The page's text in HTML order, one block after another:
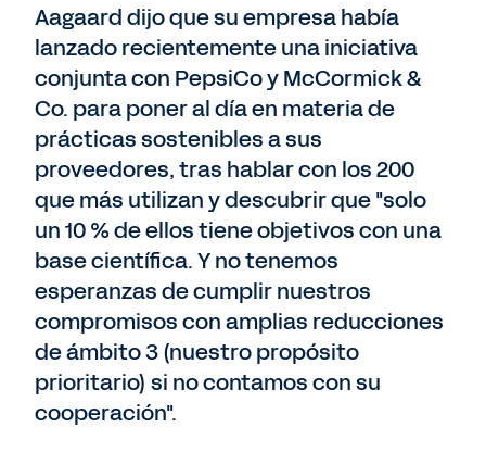
Aagaard dijo que su empresa había
lanzado recientemente una iniciativa
conjunta con PepsiCo y McCormick &
Co. para poner al día en materia de
prácticas sostenibles a sus
proveedores, tras hablar con los 200
que más utilizan y descubrir que "solo
un 10 % de ellos tiene objetivos con una
base científica. Y no tenemos
esperanzas de cumplir nuestros
compromisos con amplias reducciones
de ámbito 3 (nuestro propósito
prioritario) si no contamos con su
cooperación".